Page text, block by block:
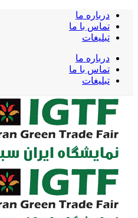
درباره ما
تماس با ما
تبلیغات
درباره ما
تماس با ما
تبلیغات